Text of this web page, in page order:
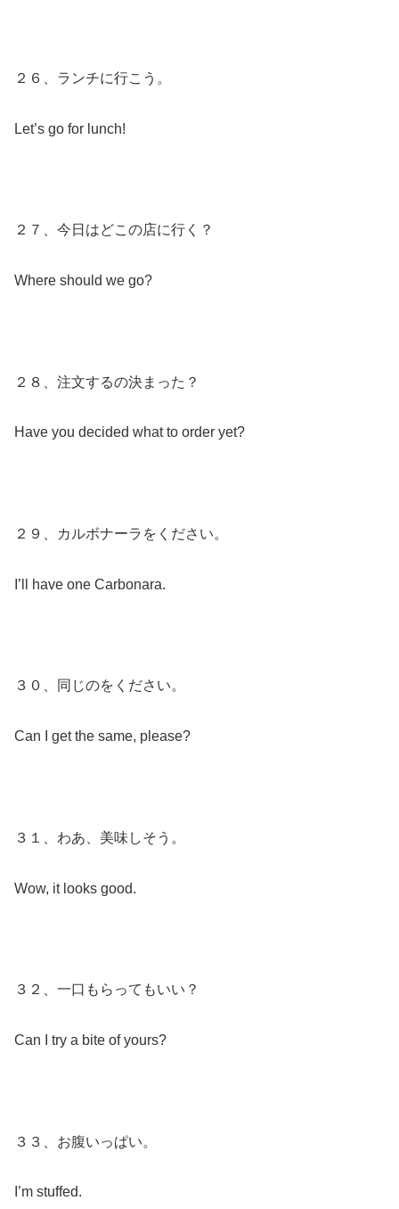
２６、ランチに行こう。
Let’s go for lunch!
２７、今日はどこの店に行く？
Where should we go?
２８、注文するの決まった？
Have you decided what to order yet?
２９、カルボナーラをください。
I’ll have one Carbonara.
３０、同じのをください。
Can I get the same, please?
３１、わあ、美味しそう。
Wow, it looks good.
３２、一口もらってもいい？
Can I try a bite of yours?
３３、お腹いっぱい。
I’m stuffed.